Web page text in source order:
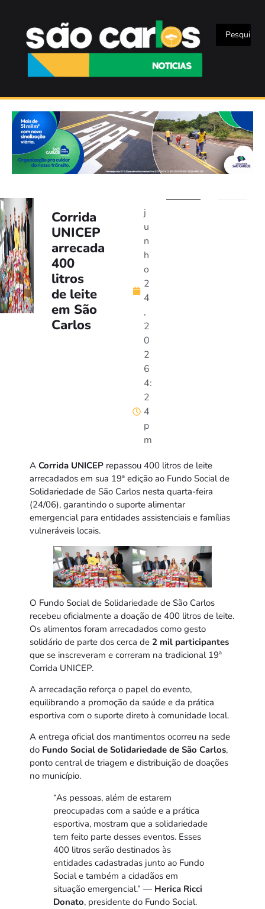
Corrida
UNICEP
arrecada
400
litros
de leite
em São
Carlos
j
u
n
h
o
2
4
,
2
0
2
6
4:
2
4
p
m
A Corrida UNICEP repassou 400 litros de leite
arrecadados em sua 19ª edição ao Fundo Social de
Solidariedade de São Carlos nesta quarta-feira
(24/06), garantindo o suporte alimentar
emergencial para entidades assistenciais e famílias
vulneráveis locais.
O Fundo Social de Solidariedade de São Carlos
recebeu oficialmente a doação de 400 litros de leite.
Os alimentos foram arrecadados como gesto
solidário de parte dos cerca de 2 mil participantes
que se inscreveram e correram na tradicional 19ª
Corrida UNICEP.
A arrecadação reforça o papel do evento,
equilibrando a promoção da saúde e da prática
esportiva com o suporte direto à comunidade local.
A entrega oficial dos mantimentos ocorreu na sede
do Fundo Social de Solidariedade de São Carlos,
ponto central de triagem e distribuição de doações
no município.
“As pessoas, além de estarem
preocupadas com a saúde e a prática
esportiva, mostram que a solidariedade
tem feito parte desses eventos. Esses
400 litros serão destinados às
entidades cadastradas junto ao Fundo
Social e também a cidadãos em
situação emergencial.” — Herica Ricci
Donato, presidente do Fundo Social.